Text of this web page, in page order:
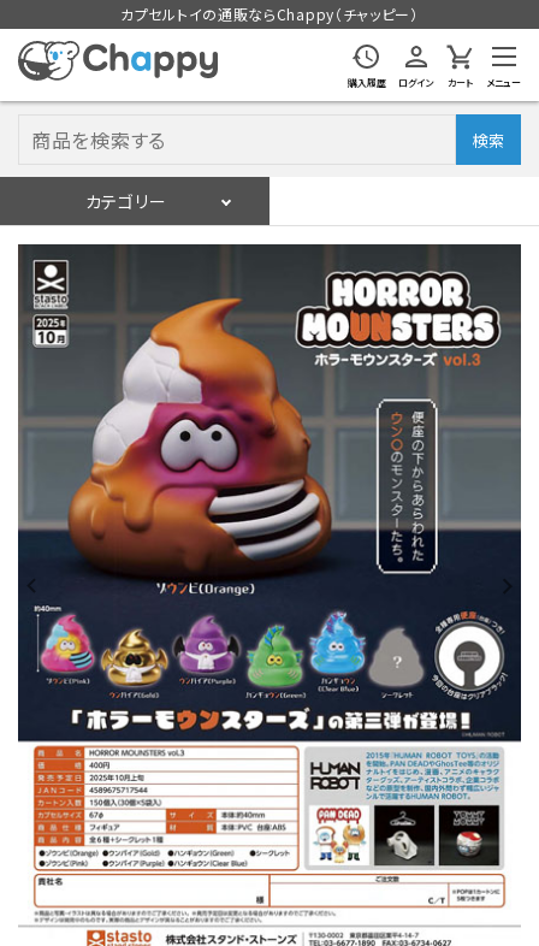
カプセルトイの通販ならChappy（チャッピー）
購入履歴 ログイン カート メニュー
検索
カテゴリー
入荷スケジュールをチェック
カプセルトイマシン本体
カプセルトイ
販促用空カプセル
レンタル
景品・玩具・文具
販促用カプセルトイ
よくあるご質問
ご利用ガイド